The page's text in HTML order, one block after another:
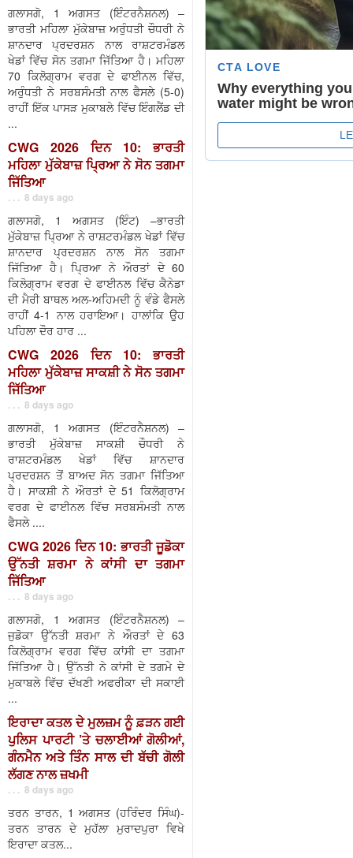
ਗਲਾਸਗੋ, 1 ਅਗਸਤ (ਇੰਟਰਨੈਸ਼ਨਲ) –
ਭਾਰਤੀ ਮਹਿਲਾ ਮੁੱਕੇਬਾਜ਼ ਅਰੁੰਧਤੀ ਚੌਧਰੀ ਨੇ
ਸ਼ਾਨਦਾਰ ਪ੍ਰਦਰਸ਼ਨ ਨਾਲ ਰਾਸ਼ਟਰਮੰਡਲ
ਖੇਡਾਂ ਵਿੱਚ ਸੋਨ ਤਗਮਾ ਜਿੱਤਿਆ ਹੈ। ਮਹਿਲਾ
70 ਕਿਲੋਗ੍ਰਾਮ ਵਰਗ ਦੇ ਫਾਈਨਲ ਵਿੱਚ,
ਅਰੁੰਧਤੀ ਨੇ ਸਰਬਸੰਮਤੀ ਨਾਲ ਫੈਸਲੇ (5-0)
ਰਾਹੀਂ ਇੱਕ ਪਾਸੜ ਮੁਕਾਬਲੇ ਵਿੱਚ ਇੰਗਲੈਂਡ ਦੀ
...
CWG 2026 ਦਿਨ 10: ਭਾਰਤੀ
ਮਹਿਲਾ ਮੁੱਕੇਬਾਜ਼ ਪ੍ਰਿਆ ਨੇ ਸੋਨ ਤਗਮਾ
ਜਿੱਤਿਆ
. . . 8 days ago
ਗਲਾਸਗੋ, 1 ਅਗਸਤ (ਇੰਟ) –ਭਾਰਤੀ
ਮੁੱਕੇਬਾਜ਼ ਪ੍ਰਿਆ ਨੇ ਰਾਸ਼ਟਰਮੰਡਲ ਖੇਡਾਂ ਵਿੱਚ
ਸ਼ਾਨਦਾਰ ਪ੍ਰਦਰਸ਼ਨ ਨਾਲ ਸੋਨ ਤਗਮਾ
ਜਿੱਤਿਆ ਹੈ। ਪ੍ਰਿਆ ਨੇ ਔਰਤਾਂ ਦੇ 60
ਕਿਲੋਗ੍ਰਾਮ ਵਰਗ ਦੇ ਫਾਈਨਲ ਵਿੱਚ ਕੈਨੇਡਾ
ਦੀ ਮੈਰੀ ਬਾਥਲ ਅਲ-ਅਹਿਮਦੀ ਨੂੰ ਵੰਡੇ ਫੈਸਲੇ
ਰਾਹੀਂ 4-1 ਨਾਲ ਹਰਾਇਆ। ਹਾਲਾਂਕਿ ਉਹ
ਪਹਿਲਾ ਦੌਰ ਹਾਰ ...
CWG 2026 ਦਿਨ 10: ਭਾਰਤੀ
ਮਹਿਲਾ ਮੁੱਕੇਬਾਜ਼ ਸਾਕਸ਼ੀ ਨੇ ਸੋਨ ਤਗਮਾ
ਜਿੱਤਿਆ
. . . 8 days ago
ਗਲਾਸਗੋ, 1 ਅਗਸਤ (ਇੰਟਰਨੈਸ਼ਨਲ) –
ਭਾਰਤੀ ਮੁੱਕੇਬਾਜ਼ ਸਾਕਸ਼ੀ ਚੌਧਰੀ ਨੇ
ਰਾਸ਼ਟਰਮੰਡਲ ਖੇਡਾਂ ਵਿੱਚ ਸ਼ਾਨਦਾਰ
ਪ੍ਰਦਰਸ਼ਨ ਤੋਂ ਬਾਅਦ ਸੋਨ ਤਗਮਾ ਜਿੱਤਿਆ
ਹੈ। ਸਾਕਸ਼ੀ ਨੇ ਔਰਤਾਂ ਦੇ 51 ਕਿਲੋਗ੍ਰਾਮ
ਵਰਗ ਦੇ ਫਾਈਨਲ ਵਿੱਚ ਸਰਬਸੰਮਤੀ ਨਾਲ
ਫੈਸਲੇ ....
CWG 2026 ਦਿਨ 10: ਭਾਰਤੀ ਜੂਡੋਕਾ
ਉੱਨਤੀ ਸ਼ਰਮਾ ਨੇ ਕਾਂਸੀ ਦਾ ਤਗਮਾ
ਜਿੱਤਿਆ
. . . 8 days ago
ਗਲਾਸਗੋ, 1 ਅਗਸਤ (ਇੰਟਰਨੈਸ਼ਨਲ) –
ਜੁਡੋਕਾ ਉੱਨਤੀ ਸ਼ਰਮਾ ਨੇ ਔਰਤਾਂ ਦੇ 63
ਕਿਲੋਗ੍ਰਾਮ ਵਰਗ ਵਿੱਚ ਕਾਂਸੀ ਦਾ ਤਗਮਾ
ਜਿੱਤਿਆ ਹੈ। ਉੱਨਤੀ ਨੇ ਕਾਂਸੀ ਦੇ ਤਗਮੇ ਦੇ
ਮੁਕਾਬਲੇ ਵਿੱਚ ਦੱਖਣੀ ਅਫਰੀਕਾ ਦੀ ਸਕਾਈ
...
ਇਰਾਦਾ ਕਤਲ ਦੇ ਮੁਲਜ਼ਮ ਨੂੰ ਫ਼ੜਨ ਗਈ
ਪੁਲਿਸ ਪਾਰਟੀ ’ਤੇ ਚਲਾਈਆਂ ਗੋਲੀਆਂ,
ਗੰਨਮੈਨ ਅਤੇ ਤਿੰਨ ਸਾਲ ਦੀ ਬੱਚੀ ਗੋਲੀ
ਲੱਗਣ ਨਾਲ ਜ਼ਖਮੀ
. . . 8 days ago
ਤਰਨ ਤਾਰਨ, 1 ਅਗਸਤ (ਹਰਿੰਦਰ ਸਿੰਘ)-
ਤਰਨ ਤਾਰਨ ਦੇ ਮੁਹੱਲਾ ਮੁਰਾਦਪੁਰਾ ਵਿਖੇ
ਇਰਾਦਾ ਕਤਲ...